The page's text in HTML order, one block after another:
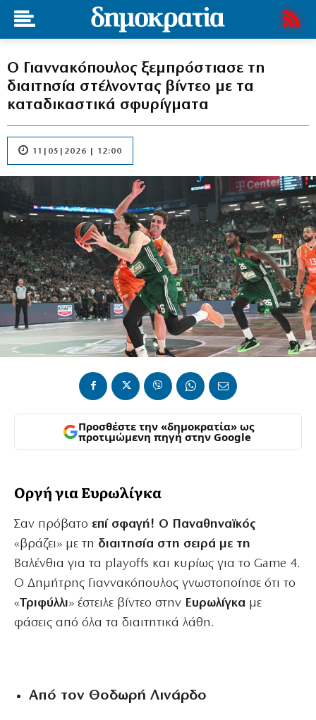
Ο Γιαννακόπουλος ξεμπρόστιασε τη
διαιτησία στέλνοντας βίντεο με τα
καταδικαστικά σφυρίγματα
11|05|2026 | 12:00
Προσθέστε την «δημοκρατία» ως
προτιμώμενη πηγή στην Google
Οργή για Ευρωλίγκα
Σαν πρόβατο επί σφαγή! Ο Παναθηναϊκός
«βράζει» με τη διαιτησία στη σειρά με τη
Βαλένθια για τα playoffs και κυρίως για το Game 4.
Ο Δημήτρης Γιαννακόπουλος γνωστοποίησε ότι το
«Τριφύλλι» έστειλε βίντεο στην Ευρωλίγκα με
φάσεις από όλα τα διαιτητικά λάθη.
Aπό τον Θοδωρή Λινάρδο